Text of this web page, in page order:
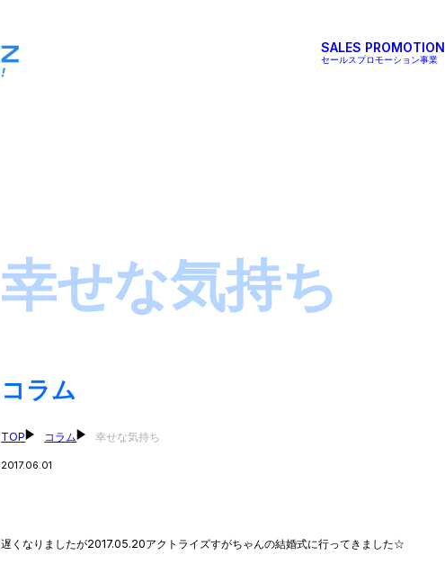
SALES PROMOTION
セールスプロモーション事業
幸せな気持ち
コラム
TOP コラム 幸せな気持ち
2017.06.01
遅くなりましたが2017.05.20アクトライズすがちゃんの結婚式に行ってきました☆